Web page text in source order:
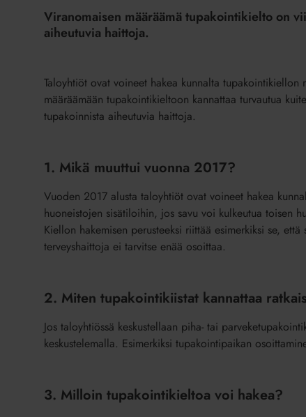
Viranomaisen määräämä tupakointikielto on
aiheutuvia haittoja.
Taloyhtiöt ovat voineet hakea kunnalta
määräämään tupakointikieltoon kannattaa turvautua
tupakoinnista aiheutuvia haittoja.
1. Mikä muuttui vuonna 2017?
Vuoden 2017 alusta taloyhtiöt ovat voineet hakea
huoneistojen sisätiloihin, jos savu voi kulkeutua toisen
Kiellon hakemisen perusteeksi riittää esimerkiksi se,
terveyshaittoja ei tarvitse enää osoittaa.
2. Miten tupakointikiistat kannattaa
Jos taloyhtiössä keskustellaan piha- tai
keskustelemalla. Esimerkiksi tupakointipaikan
3. Milloin tupakointikieltoa voi hakea?